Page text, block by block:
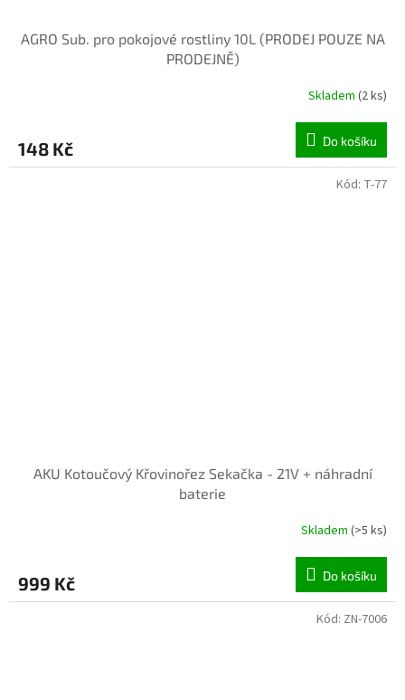
AGRO Sub. pro pokojové rostliny 10L (PRODEJ POUZE NA
PRODEJNĚ)
Skladem (2 ks)
148 Kč Do košíku
AKU Kotoučový Křovinořez Sekačka - 21V + náhradní
baterie
Skladem (>5 ks)
999 Kč Do košíku
Kód: T-77
Kód: ZN-7006